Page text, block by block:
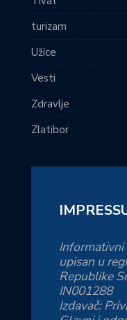
turizam
Užice
Vesti
Zdravlje
Zlatibor
Informativni
upisan u
Republike
IN001288
Izdavač: